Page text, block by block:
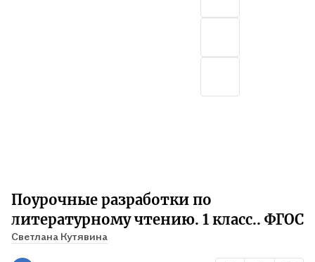
Поурочные разработки по
литературному чтению. 1 класс.. ФГОС
Светлана Кутявина